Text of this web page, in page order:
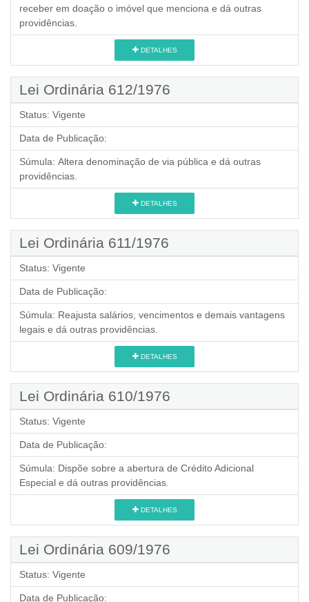
receber em doação o imóvel que menciona e dá outras
providências.
DETALHES
Lei Ordinária 612/1976
Status: Vigente
Data de Publicação:
Súmula: Altera denominação de via pública e dá outras
providências.
DETALHES
Lei Ordinária 611/1976
Status: Vigente
Data de Publicação:
Súmula: Reajusta salários, vencimentos e demais vantagens
legais e dá outras providências.
DETALHES
Lei Ordinária 610/1976
Status: Vigente
Data de Publicação:
Súmula: Dispõe sobre a abertura de Crédito Adicional
Especial e dá outras providências.
DETALHES
Lei Ordinária 609/1976
Status: Vigente
Data de Publicação: